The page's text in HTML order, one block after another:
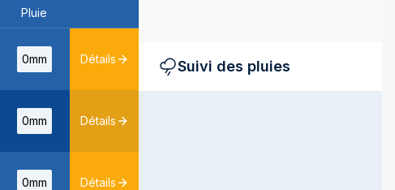
Pluie
0mm Détails
0mm Détails
0mm Détails
Suivi des pluies